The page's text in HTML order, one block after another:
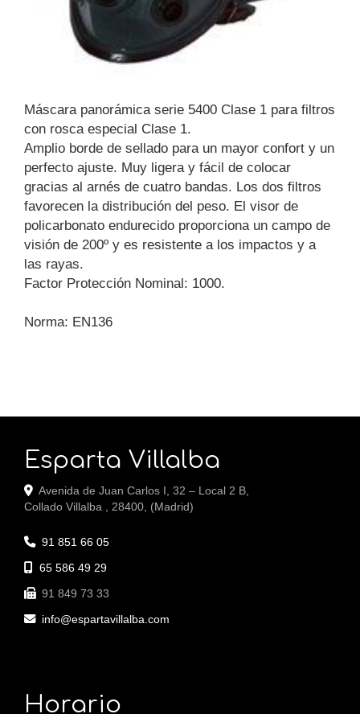
Máscara panorámica serie 5400 Clase 1 para filtros
con rosca especial Clase 1.
Amplio borde de sellado para un mayor confort y un
perfecto ajuste. Muy ligera y fácil de colocar
gracias al arnés de cuatro bandas. Los dos filtros
favorecen la distribución del peso. El visor de
policarbonato endurecido proporciona un campo de
visión de 200º y es resistente a los impactos y a
las rayas.
Factor Protección Nominal: 1000.
Norma: EN136
Esparta Villalba
Avenida de Juan Carlos I, 32 – Local 2 B,
Collado Villalba
28400 (Madrid)
91 851 66 05
65 586 49 29
91 849 73 33
info
espartavillalba.com
Horario